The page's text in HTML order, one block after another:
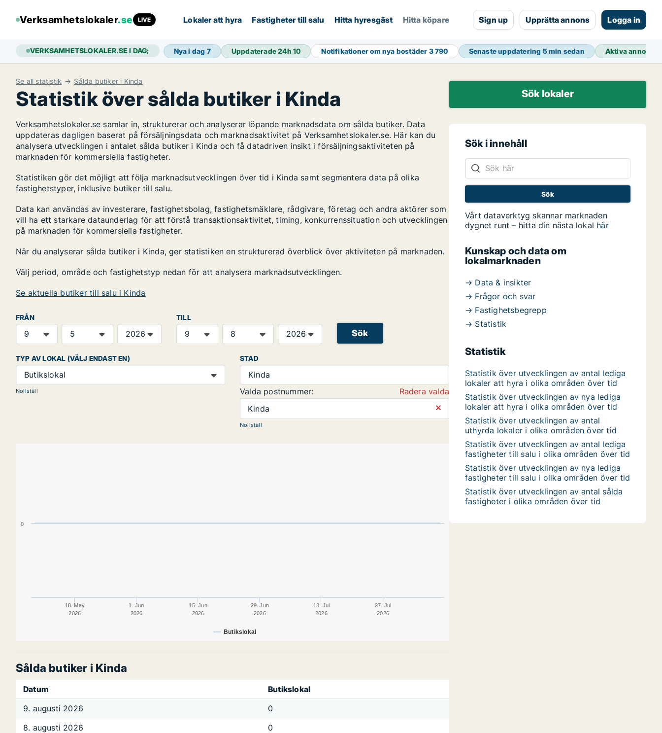
Verksamhetslokaler.se LIVE Lokaler att hyra Fastigheter till salu Hitta hyresgäst Hitta köpare Sign up Upprätta annons Logga in
VERKSAMHETSLOKALER.SE I DAG; Nya i dag 7 Uppdaterade 24h10 Notifikationer om nya bostäder 3 790 Senaste uppdatering 5 min sedan Aktiva
Se all statistik Sålda butiker i Kinda
Statistik över sålda butiker i Kinda
Verksamhetslokaler.se samlar in, strukturerar och analyserar löpande marknadsdata om sålda butiker. Data
uppdateras dagligen baserat på försäljningsdata och marknadsaktivitet på Verksamhetslokaler.se. Här kan du
analysera utvecklingen i antalet sålda butiker i Kinda och få datadriven insikt i försäljningsaktiviteten på
marknaden för kommersiella fastigheter.
Statistiken gör det möjligt att följa marknadsutvecklingen över tid i Kinda samt segmentera data på olika
fastighetstyper, inklusive butiker till salu.
Data kan användas av investerare, fastighetsbolag, fastighetsmäklare, rådgivare, företag och andra aktörer som
vill ha ett starkare dataunderlag för att förstå transaktionsaktivitet, timing, konkurrenssituation och utvecklingen
på marknaden för kommersiella fastigheter.
När du analyserar sålda butiker i Kinda, ger statistiken en strukturerad överblick över aktiviteten på marknaden.
Välj period, område och fastighetstyp nedan för att analysera marknadsutvecklingen.
Se aktuella butiker till salu i Kinda
FRÅN TILL
Sök
TYP AV LOKAL (VÄLJ ENDAST EN)
Butikslokal
Nollställ
STAD
Kinda
Valda postnummer:
Radera valda
Kinda
⨯
Nollställ
Butikslokal
18. May
2026
1. Jun
2026
15. Jun
2026
29. Jun
2026
13. Jul
2026
27. Jul
2026
0
Sålda butiker i Kinda
Datum
Butikslokal
9. augusti 2026
0
8. augusti 2026
0
Sök lokaler
Sök i innehåll
Vårt dataverktyg skannar marknaden
dygnet runt – hitta din nästa lokal här
Kunskap och data om
lokalmarknaden
→ Data & insikter
→ Frågor och svar
→ Fastighetsbegrepp
→ Statistik
Statistik
Statistik över utvecklingen av antal lediga
lokaler att hyra i olika områden över tid
Statistik över utvecklingen av nya lediga
lokaler att hyra i olika områden över tid
Statistik över utvecklingen av antal
uthyrda lokaler i olika områden över tid
Statistik över utvecklingen av antal lediga
fastigheter till salu i olika områden över tid
Statistik över utvecklingen av nya lediga
fastigheter till salu i olika områden över tid
Statistik över utvecklingen av antal sålda
fastigheter i olika områden över tid